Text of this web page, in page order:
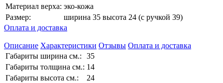
Материал верха: эко-кожа
Размер:
ширина 35 высота 24 (с ручкой 39)
Оплата и доставка
Описание Характеристики Отзывы Оплата и доставка
Габариты ширина см.:
35
Габариты толщина см.: 14
Габариты высота см.:
24